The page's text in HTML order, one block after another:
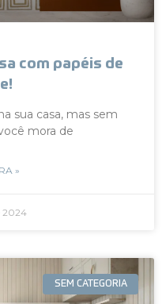
com papéis de
sua casa, mas sem
mora de
»
2024
SEM CATEGORIA